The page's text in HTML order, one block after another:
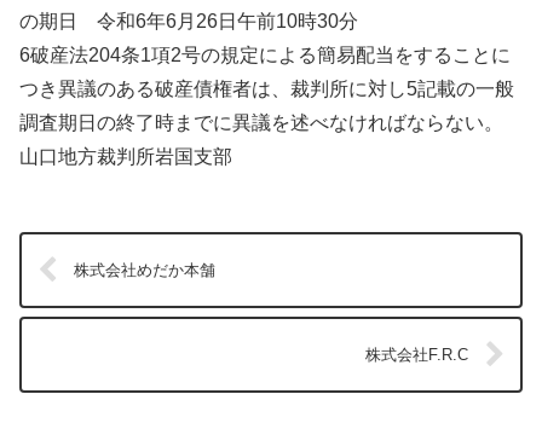
の期日 令和6年6月26日午前10時30分
6破産法204条1項2号の規定による簡易配当をすることに
つき異議のある破産債権者は、裁判所に対し5記載の一般
調査期日の終了時までに異議を述べなければならない。
山口地方裁判所岩国支部
株式会社めだか本舗
株式会社F.R.C